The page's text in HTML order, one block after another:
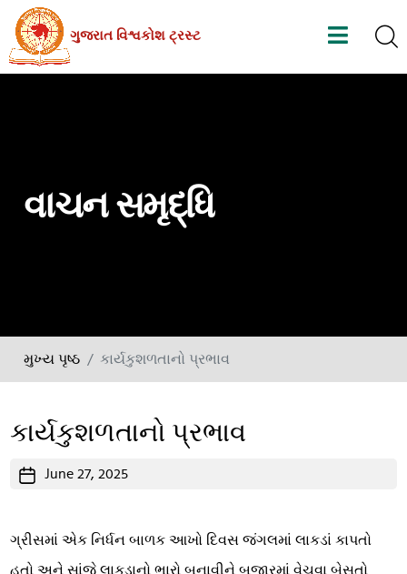
Skip
the
ગુજરાત વિશ્વકોશ ટ્રસ્ટ
વાચન સમૃદ્ધિ
મુખ્ય પૃષ્ઠ કાર્યકુશળતાનો પ્રભાવ
કાર્યકુશળતાનો પ્રભાવ
Post June 27, 2025
ગ્રીસમાં એક નિર્ધન બાળક આખો દિવસ જંગલમાં લાકડાં કાપતો
હતો અને સાંજે લાકડાનો ભારો બનાવીને બજારમાં વેચવા બેસતો